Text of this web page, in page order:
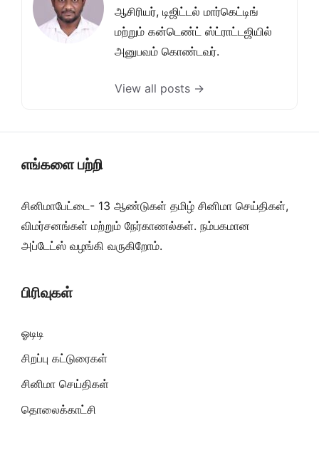
ஆசிரியர், டிஜிட்டல் மார்கெட்டிங்
மற்றும் கன்டெண்ட் ஸ்ட்ராட்டஜியில்
அனுபவம் கொண்டவர்.
View all posts →
எங்களை பற்றி
சினிமாபேட்டை- 13 ஆண்டுகள் தமிழ் சினிமா செய்திகள்,
விமர்சனங்கள் மற்றும் நேர்காணல்கள். நம்பகமான
அப்டேட்ஸ் வழங்கி வருகிறோம்.
பிரிவுகள்
ஓடிடி
சிறப்பு கட்டுரைகள்
சினிமா செய்திகள்
தொலைக்காட்சி